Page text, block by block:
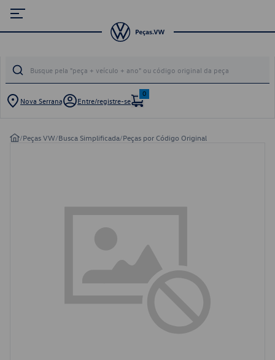
Nova Serrana Entre/registre-se
0
/Peças VW/Busca Simplificada/Peças por Código Original